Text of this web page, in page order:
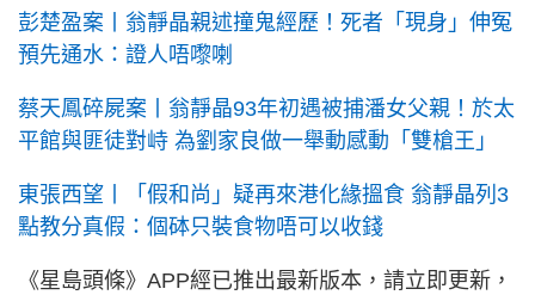
彭楚盈案丨翁靜晶親述撞鬼經歷！死者「現身」伸冤
預先通水：證人唔嚟喇
蔡天鳳碎屍案丨翁靜晶93年初遇被捕潘女父親！於太
平館與匪徒對峙 為劉家良做一舉動感動「雙槍王」
東張西望丨「假和尚」疑再來港化緣搵食 翁靜晶列3
點教分真假：個砵只裝食物唔可以收錢
《星島頭條》APP經已推出最新版本，請立即更新，